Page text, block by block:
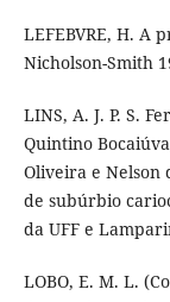
LEFEBVRE, H. A
Nicholson-Smith
LINS, A. J. P. S.
Quintino
Oliveira e Nelson
de subúrbio
da UFF e
LOBO, E. M. L.